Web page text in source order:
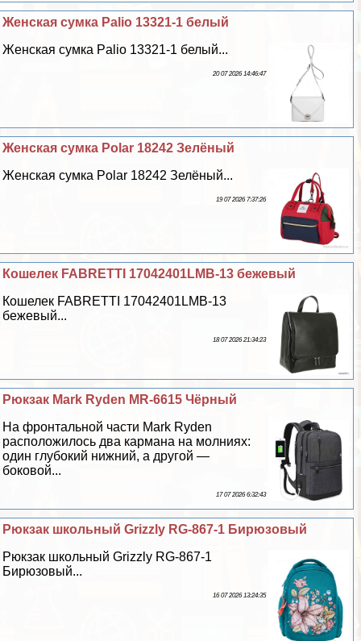
Женская сумка Palio 13321-1 белый
Женская сумка Palio 13321-1 белый...
20 07 2026 14:46:47
Женская сумка Polar 18242 Зелёный
Женская сумка Polar 18242 Зелёный...
19 07 2026 7:37:26
Кошелек FABRETTI 17042401LMB-13 бежевый
Кошелек FABRETTI 17042401LMB-13
бежевый...
18 07 2026 21:34:23
Рюкзак Mark Ryden MR-6615 Чёрный
На фронтальной части Mark Ryden
расположилось два кармана на молниях:
один глубокий нижний, а другой —
боковой...
17 07 2026 6:32:43
Рюкзак школьный Grizzly RG-867-1 Бирюзовый
Рюкзак школьный Grizzly RG-867-1
Бирюзовый...
16 07 2026 13:24:35